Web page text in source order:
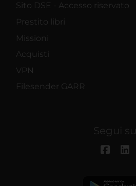
Sito DSE - Accesso riservato
Prestito libri
Missioni
Acquisti
VPN
Filesender GARR
Segui su